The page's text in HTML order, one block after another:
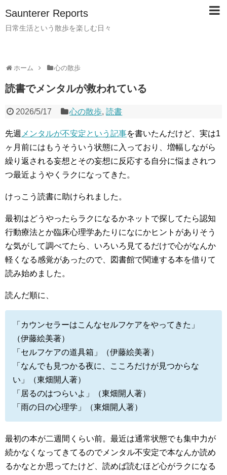
Saunterer Reports
日常生活という散歩を楽しむ日々
ホーム 心の散歩
読書でメンタルが救われている
2026/5/17 心の散歩,読書
先週 メンタルが不安定という記事を書いたんだけど、実は1
ヶ月前にはもうそういう状態に入っており、増幅しながら
繰り返される妄想とその妄想に反応する自分に悩まされつ
つ最近ようやくラクになってきた。
けっこう読書に助けられました。
最初はどうやったらラクになるかネットで探してたら認知
行動療法とか臨床心理学あたりになにかヒントがありそう
な気がして調べてたら、いろいろ見てるだけで心がなんか
軽くなる感覚があったので、図書館で関連する本を借りて
読み始めました。
読んだ順に、
「カウンセラーはこんなセルフケアをやってきた」
（伊藤絵美著）
「セルフケアの道具箱」（伊藤絵美著）
「なんでも見つかる夜に、こころだけが見つからな
い」（東畑開人著）
「居るのはつらいよ」（東畑開人著）
「雨の日の心理学」（東畑開人著）
最初の本が二週間くらい前。最近は通常状態でも集中力が
続かなくなってきてるのでメンタル不安定で本なんか読め
るかなとか思ってたけど、読めば読むほど心がラクになる